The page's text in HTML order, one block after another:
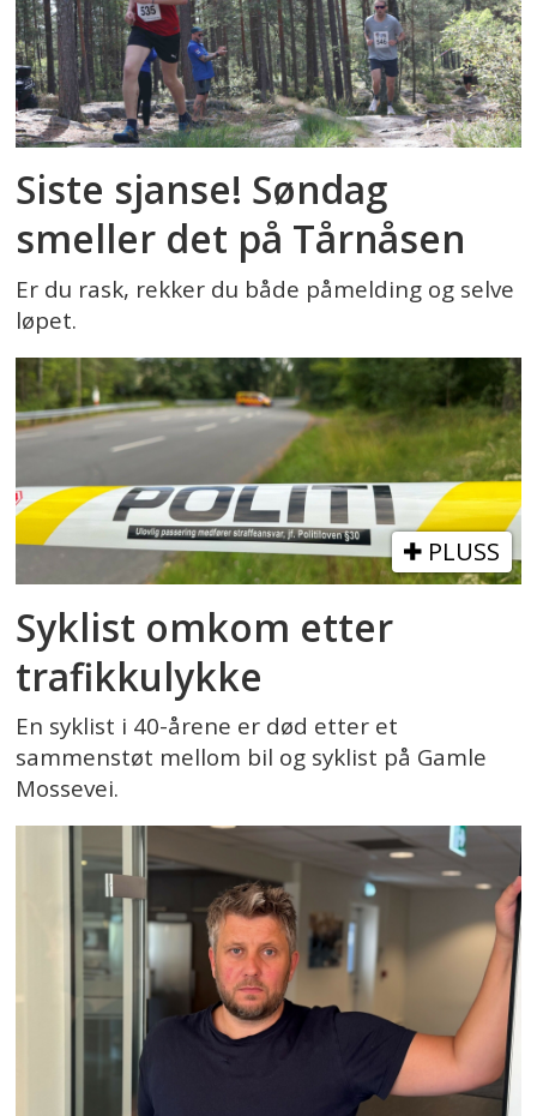
Siste sjanse! Søndag
smeller det på Tårnåsen
Er du rask, rekker du både påmelding og selve
løpet.
PLUSS
Syklist omkom etter
trafikkulykke
En syklist i 40-årene er død etter et
sammenstøt mellom bil og syklist på Gamle
Mossevei.